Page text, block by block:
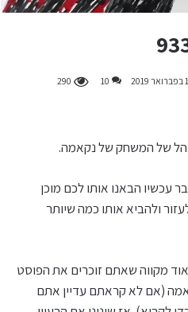
10
290
של המשחק של נקאמה.
עכשיו הבאנו אותו לכם מוכן
ולהביא אותו כמה שיותר
מקווה שאתם זוכרים את הפוסט
(אם לא קראתם עדיין אתם